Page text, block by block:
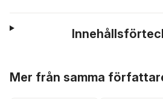
Mer från samma